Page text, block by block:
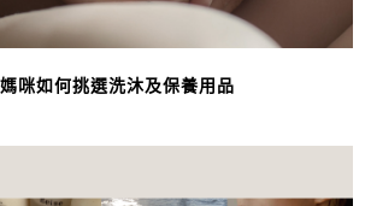
咪如何挑選洗沐及保養用品